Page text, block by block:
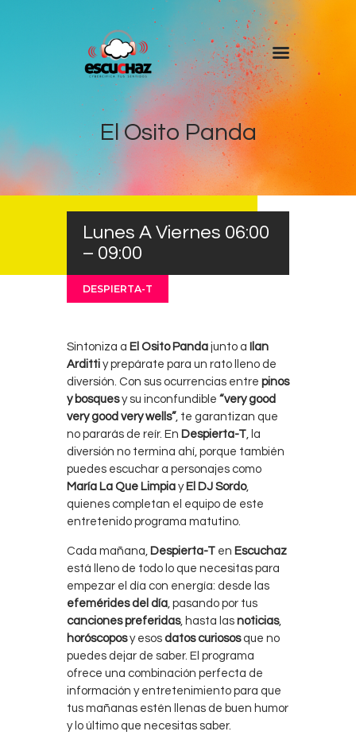
El Osito Panda
Inicio
Programas
DJ’s
Colaboradores
+ Escuchaz
Contacto
Lunes A Viernes 06:00
– 09:00
DESPIERTA-T
Sintoniza a El Osito Panda junto a
Ilan
Arditti y prepárate para un rato lleno de
diversión. Con sus ocurrencias entre pinos
y bosquesy su inconfundible “very good
very good very wells”, te garantizan que
no pararás de reír. En Despierta-T, la
diversión no termina ahí, porque también
puedes escuchar a personajes como
María La Que Limpia y El DJ Sordo,
quienes completan el equipo de este
entretenido programa matutino.
Cada mañana, Despierta-T en Escuchaz
está lleno de todo lo que necesitas para
empezar el día con energía: desde las
efemérides del día, pasando por tus
canciones preferidas, hasta las noticias,
horóscoposy esos datos curiososque no
puedes dejar de saber. El programa
ofrece una combinación perfecta de
información y entretenimiento para que
tus mañanas estén llenas de buen humor
y lo último que necesitas saber.